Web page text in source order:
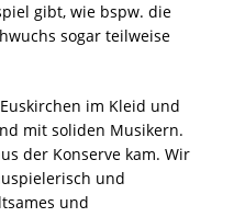
gibt, wie bspw. die
sogar teilweise
im Kleid und
mit soliden Musikern.
der Konserve kam. Wir
und
und